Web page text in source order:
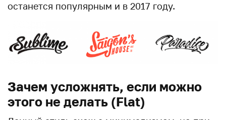
останется популярным и в 2017 году.
Зачем усложнять, если можно
этого не делать (Flat)